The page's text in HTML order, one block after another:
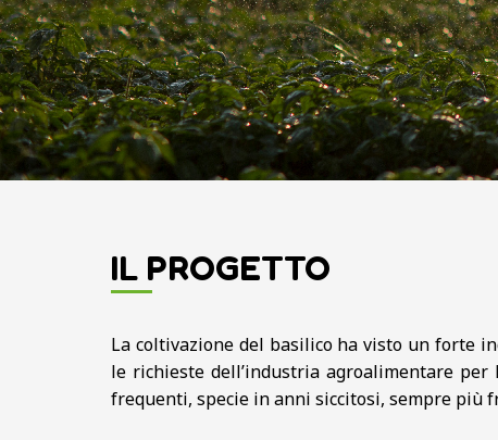
IL PROGETTO
La coltivazione del basilico ha visto un forte
le richieste dell’industria agroalimentare
frequenti, specie in anni siccitosi, sempre più